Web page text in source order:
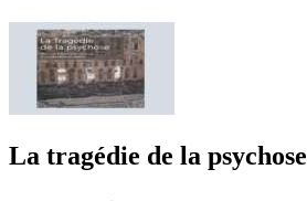
La tragédie de la psychose